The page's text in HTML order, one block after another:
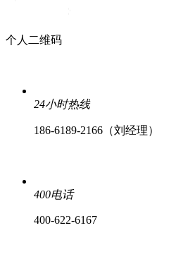
个人二维码
24小时热线
186-6189-2166（刘经理）
400电话
400-622-6167